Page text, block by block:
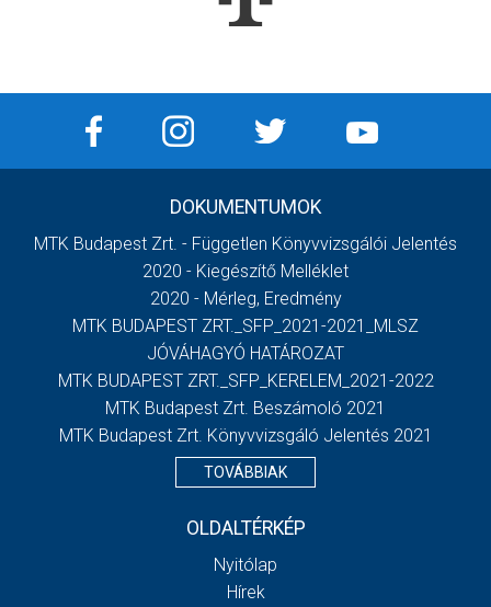
DOKUMENTUMOK
MTK Budapest Zrt. - Független Könyvvizsgálói Jelentés
2020 - Kiegészítő Melléklet
2020 - Mérleg, Eredmény
MTK BUDAPEST ZRT._SFP_2021-2021_MLSZ
JÓVÁHAGYÓ HATÁROZAT
MTK BUDAPEST ZRT._SFP_KERELEM_2021-2022
MTK Budapest Zrt. Beszámoló 2021
MTK Budapest Zrt. Könyvvizsgáló Jelentés 2021
TOVÁBBIAK
OLDALTÉRKÉP
Nyitólap
Hírek